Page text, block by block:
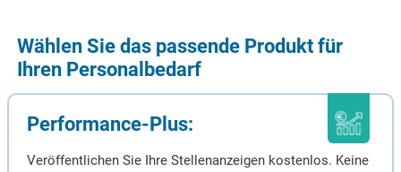
Wählen Sie das passende Produkt für
Ihren Personalbedarf
Performance-Plus:
Veröffentlichen Sie Ihre Stellenanzeigen kostenlos. Keine